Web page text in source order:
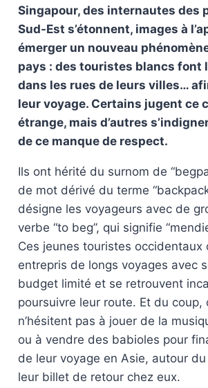
Singapour, des internautes des
Sud-Est s’étonnent, images à
émerger un nouveau
pays : des touristes blancs font
dans les rues de leurs villes…
leur voyage. Certains jugent ce
étrange, mais d’autres
de ce manque de respect.
Ils ont hérité du surnom de
de mot dérivé du terme
désigne les voyageurs avec de
verbe “to beg”, qui signifie
Ces jeunes touristes occidentaux
entrepris de longs voyages avec
budget limité et se retrouvent
poursuivre leur route. Et du coup,
n’hésitent pas à jouer de la
ou à vendre des babioles pour
de leur voyage en Asie, autour
leur billet de retour chez eux.